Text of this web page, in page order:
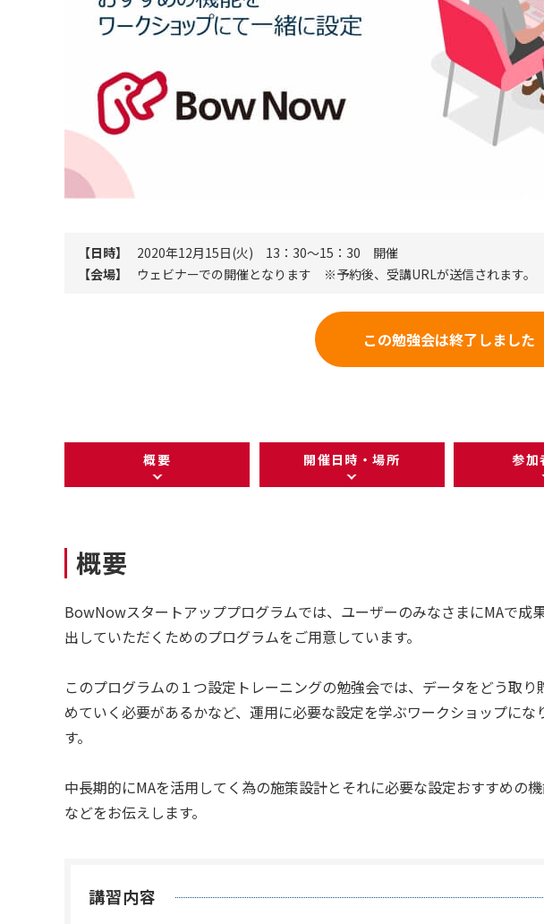
【日時】
2020年12月15日(火) 13：30～15：30 開催
【会場】
ウェビナーでの開催となります ※予約後、受講URLが送信されます。
この勉強会は終了しました
概要 開催日時・場所 参加
概要
BowNowスタートアッププログラムでは、ユーザーのみなさまにMAで成
出していただくためのプログラムをご用意しています。
このプログラムの１つ設定トレーニングの勉強会では、データをどう取り
めていく必要があるかなど、運用に必要な設定を学ぶワークショップにな
す。
中長期的にMAを活用してく為の施策設計とそれに必要な設定おすすめの
などをお伝えします。
講習内容